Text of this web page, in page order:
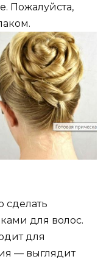
Пожалуйста,
сделать
для волос.
для
— выглядит